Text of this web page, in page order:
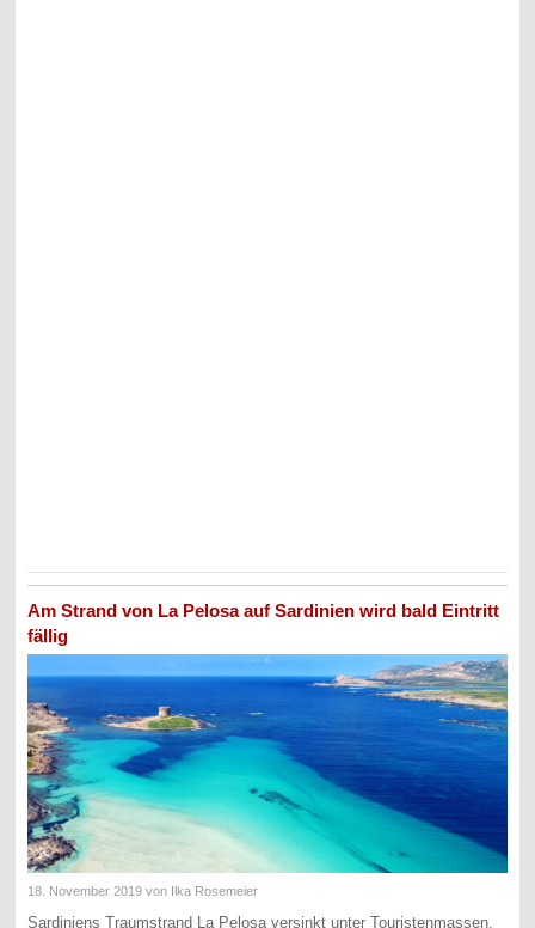
Am Strand von La Pelosa auf Sardinien wird bald Eintritt
fällig
18. November 2019 von Ilka Rosemeier
Sardiniens Traumstrand La Pelosa versinkt unter Touristenmassen.